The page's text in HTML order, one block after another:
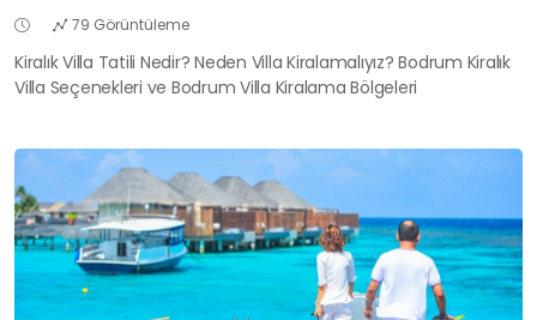
79 Görüntüleme
Kiralık Villa Tatili Nedir? Neden Villa Kiralamalıyız? Bodrum Kiralık
Villa Seçenekleri ve Bodrum Villa Kiralama Bölgeleri